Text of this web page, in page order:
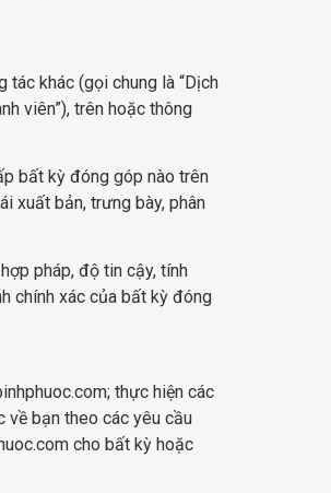
tác khác (gọi chung là “Dịch
viên”), trên hoặc thông
bất kỳ đóng góp nào trên
xuất bản, trưng bày, phân
pháp, độ tin cậy, tính
chính xác của bất kỳ đóng
thực hiện các
về bạn theo các yêu cầu
cho bất kỳ hoặc